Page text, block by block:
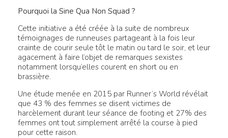
Pourquoi la Sine Qua Non Squad ?
Cette initiative a été créée à la suite de nombreux
témoignages de runneuses partageant à la fois leur
crainte de courir seule tôt le matin ou tard le soir, et leur
agacement à faire l’objet de remarques sexistes
notamment lorsqu’elles courent en short ou en
brassière.
Une étude menée en 2015 par Runner’s World révélait
que 43 % des femmes se disent victimes de
harcèlement durant leur séance de footing et 27% des
femmes ont tout simplement arrêté la course à pied
pour cette raison.